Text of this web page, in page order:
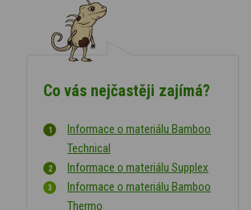
Co vás nejčastěji zajímá?
Informace o materiálu Bamboo
Technical
Informace o materiálu Supplex
Informace o materiálu Bamboo
Thermo